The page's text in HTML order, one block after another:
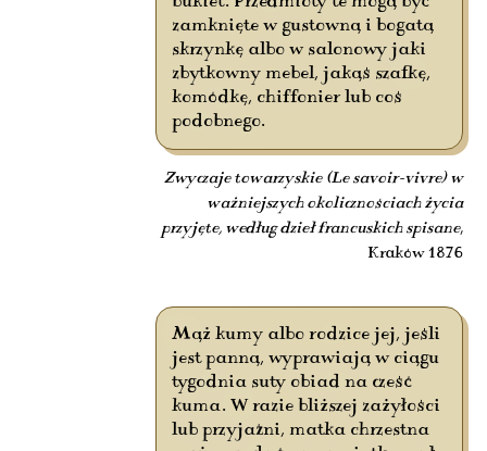
zamknięte w gustowną i bogatą
skrzynkę albo w salonowy jaki
zbytkowny mebel, jakąś szafkę,
komódkę, chiffonier lub coś
podobnego.
Zwyczaje towarzyskie (Le savoir-vivre) w
ważniejszych okolicznościach życia
przyjęte, według dzieł francuskich spisane,
Kraków 1876
Mąż kumy albo rodzice jej, jeśli
jest panną, wyprawiają w ciągu
tygodnia suty obiad na cześć
kuma. W razie bliższej zażyłości
lub przyjaźni, matka chrzestna